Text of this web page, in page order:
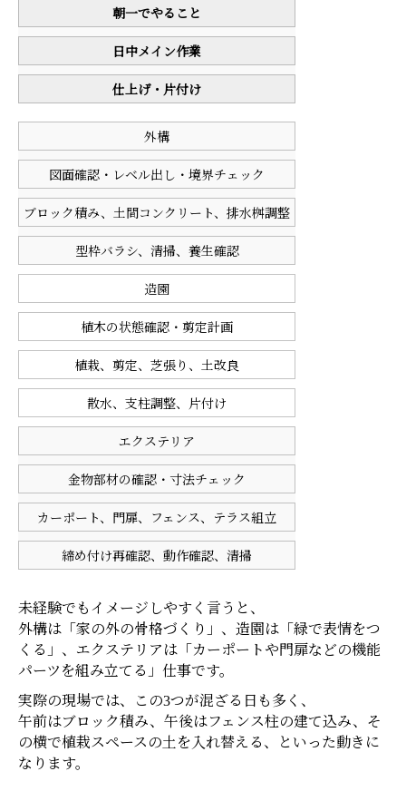
朝一でやること
日中メイン作業
仕上げ・片付け
外構
図面確認・レベル出し・境界チェック
ブロック積み、土間コンクリート、排水桝調整
型枠バラシ、清掃、養生確認
造園
植木の状態確認・剪定計画
植栽、剪定、芝張り、土改良
散水、支柱調整、片付け
エクステリア
金物部材の確認・寸法チェック
カーポート、門扉、フェンス、テラス組立
締め付け再確認、動作確認、清掃
未経験でもイメージしやすく言うと、
外構は「家の外の骨格づくり」、造園は「緑で表情をつ
くる」、エクステリアは「カーポートや門扉などの機能
パーツを組み立てる」仕事です。
実際の現場では、この3つが混ざる日も多く、
午前はブロック積み、午後はフェンス柱の建て込み、そ
の横で植栽スペースの土を入れ替える、といった動きに
なります。